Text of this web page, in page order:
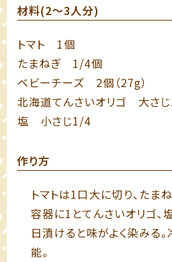
材料(2～3人分)
トマト 1個
たまねぎ 1/4個
ベビーチーズ 2個（27g）
北海道てんさいオリゴ 大さじ
塩 小さじ1/4
作り方
トマトは1口大に切り、たま
容器に1とてんさいオリゴ、
日漬けると味がよく染みる
能。